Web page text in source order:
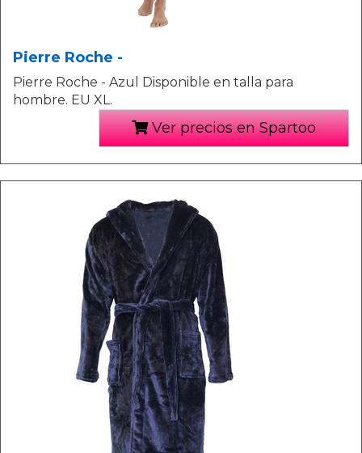
Pierre Roche -
Pierre Roche - Azul Disponible en talla para
hombre. EU XL.
Ver precios en Spartoo